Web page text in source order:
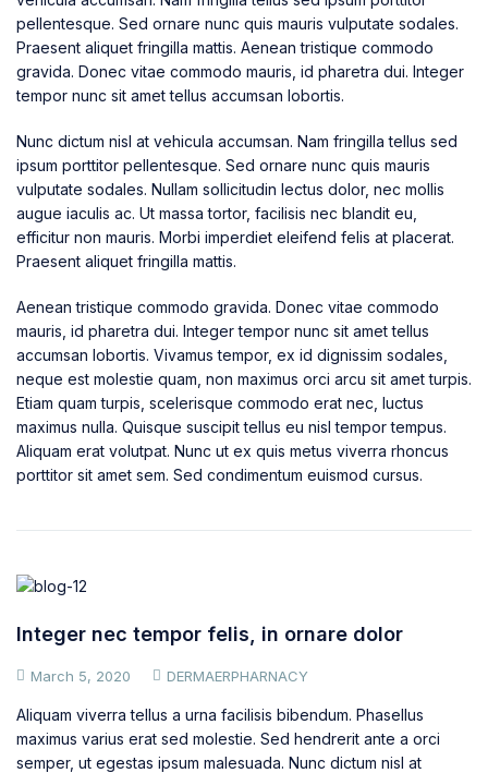
pellentesque. Sed ornare nunc quis mauris vulputate sodales.
Praesent aliquet fringilla mattis. Aenean tristique commodo
gravida. Donec vitae commodo mauris, id pharetra dui. Integer
tempor nunc sit amet tellus accumsan lobortis.
Nunc dictum nisl at vehicula accumsan. Nam fringilla tellus sed
ipsum porttitor pellentesque. Sed ornare nunc quis mauris
vulputate sodales. Nullam sollicitudin lectus dolor, nec mollis
augue iaculis ac. Ut massa tortor, facilisis nec blandit eu,
efficitur non mauris. Morbi imperdiet eleifend felis at placerat.
Praesent aliquet fringilla mattis.
Aenean tristique commodo gravida. Donec vitae commodo
mauris, id pharetra dui. Integer tempor nunc sit amet tellus
accumsan lobortis. Vivamus tempor, ex id dignissim sodales,
neque est molestie quam, non maximus orci arcu sit amet turpis.
Etiam quam turpis, scelerisque commodo erat nec, luctus
maximus nulla. Quisque suscipit tellus eu nisl tempor tempus.
Aliquam erat volutpat. Nunc ut ex quis metus viverra rhoncus
porttitor sit amet sem. Sed condimentum euismod cursus.
Integer nec tempor felis, in ornare dolor
March 5, 2020 DERMAERPHARNACY
Aliquam viverra tellus a urna facilisis bibendum. Phasellus
maximus varius erat sed molestie. Sed hendrerit ante a orci
semper, ut egestas ipsum malesuada. Nunc dictum nisl at